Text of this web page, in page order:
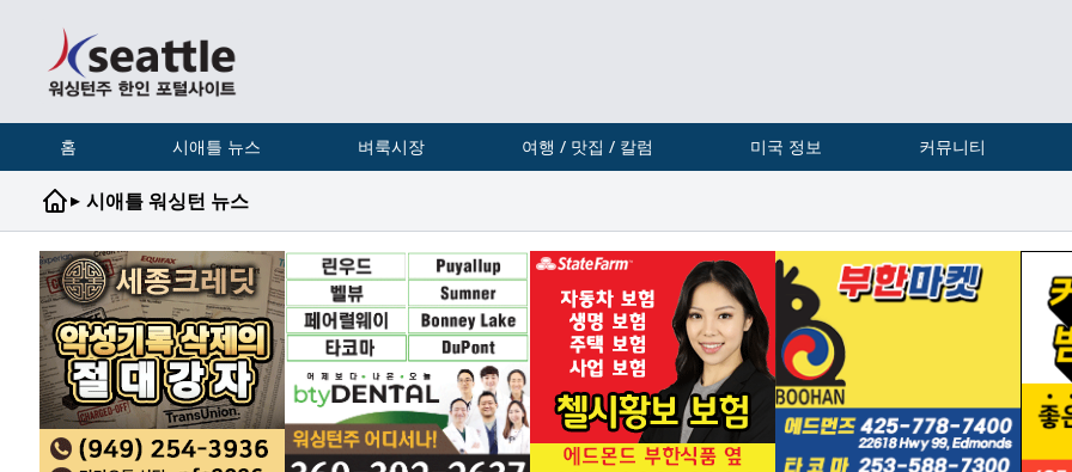
홈 시애틀 뉴스 벼룩시장 여행 / 맛집 / 칼럼 미국 정보 커뮤니티
▸ 시애틀 워싱턴 뉴스